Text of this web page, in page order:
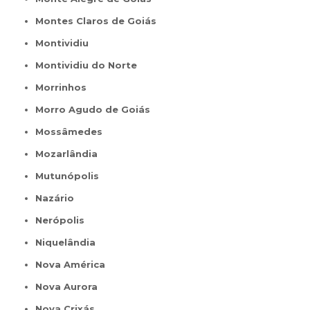
Montes Claros de Goiás
Montividiu
Montividiu do Norte
Morrinhos
Morro Agudo de Goiás
Mossâmedes
Mozarlândia
Mutunópolis
Nazário
Nerópolis
Niquelândia
Nova América
Nova Aurora